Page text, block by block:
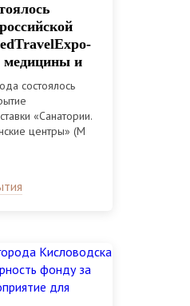
медицины и
состоялось
«Санатории.
центры» (M